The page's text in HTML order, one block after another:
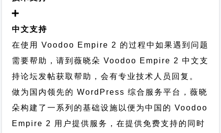
中文支持
在使用 Voodoo Empire 2 的过程中如果遇到问题
需要帮助，请到薇晓朵 Voodoo Empire 2 中文支
持论坛发帖获取帮助，会有专业技术人员回复。
做为国内领先的 WordPress 综合服务平台，薇晓
朵构建了一系列的基础设施以便为中国的 Voodoo
Empire 2 用户提供服务，在提供免费支持的同时